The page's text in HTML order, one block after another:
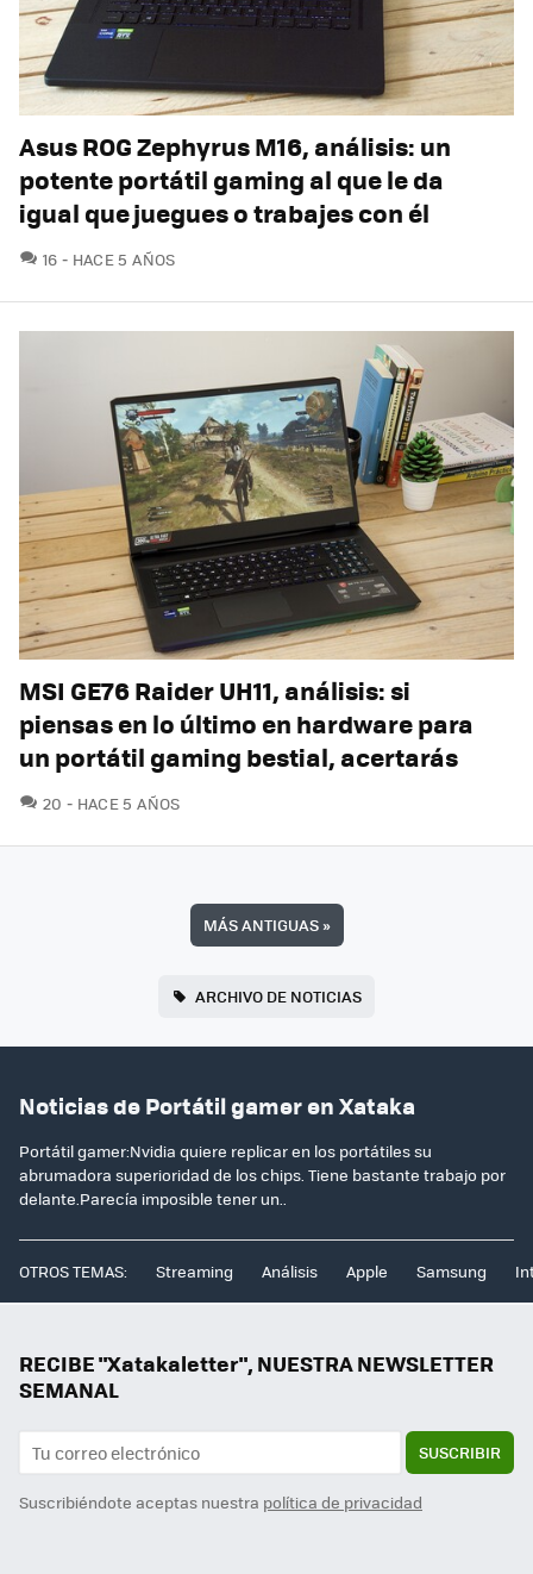
Asus ROG Zephyrus M16, análisis: un
potente portátil gaming al que le da
igual que juegues o trabajes con él
16 COMENTARIOS
HACE 5 AÑOS
MSI GE76 Raider UH11, análisis: si
piensas en lo último en hardware para
un portátil gaming bestial, acertarás
20 COMENTARIOS
HACE 5 AÑOS
MÁS ANTIGUAS»
ARCHIVO DE NOTICIAS
Noticias de Portátil gamer en Xataka
Portátil gamer:Nvidia quiere replicar en los portátiles su
abrumadora superioridad de los chips. Tiene bastante trabajo por
delante.Parecía imposible tener un..
OTROS TEMAS: Streaming Análisis Apple Samsung
RECIBE "Xatakaletter", NUESTRA NEWSLETTER
SEMANAL
SUSCRIBIR
Suscribiéndote aceptas nuestra política de privacidad